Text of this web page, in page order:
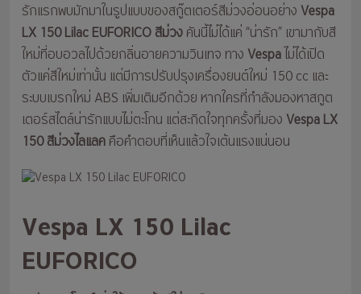
รักแรกพบมักมาในรูปแบบของสกู๊ตเตอร์สีม่วงอ่อนอย่าง Vespa
LX 150 Lilac EUFORICO สีม่วงคันนี้ไม่ได้แค่ “น่ารัก” เขามากับสี
ใหม่ที่อบอวลไปด้วยกลิ่นอายความวินเทจ ทาง Vespaไม่ได้เปิด
ตัวแค่สีใหม่เท่านั้น แต่มีการปรับปรุงเครื่องยนต์ใหม่ 150 cc และ
ระบบเบรกใหม่ ABS เพิ่มเติมอีกด้วย หากใครที่กำลังมองหาสกูต
เตอร์สไตล์น่ารักแบบไม่ตะโกน แต่สะกิดใจทุกครั้งที่มอง Vespa LX
150 สีม่วงไลแลคคือคำตอบที่เห็นแล้วใจเต้นแรงแน่นอน
Vespa LX 150 Lilac
EUFORICO